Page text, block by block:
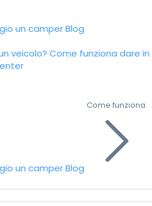
un camperBlog
veicolo? Come funziona dare in
un camperBlog
Come funziona